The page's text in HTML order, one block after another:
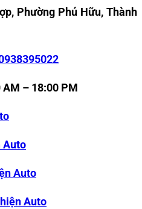
Phường Phú Hữu, Thành
– 18:00 PM
Auto
Auto
Auto